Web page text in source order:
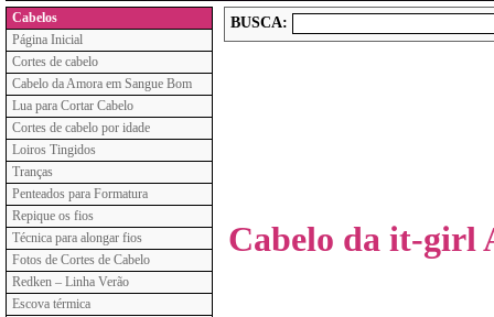
Cabelos
Página Inicial
Cortes de cabelo
Cabelo da Amora em Sangue Bom
Lua para Cortar Cabelo
Cortes de cabelo por idade
Loiros Tingidos
Tranças
Penteados para Formatura
Repique os fios
Técnica para alongar fios
Fotos de Cortes de Cabelo
Redken – Linha Verão
Escova térmica
BUSCA:
Cabelo da it-girl